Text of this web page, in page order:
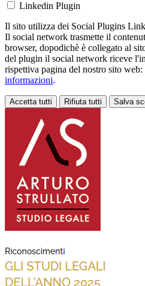
Linkedin Plugin
Il sito utilizza dei Social Plugins
Il social network trasmette il
browser, dopodichè è collegato al
del plugin il social network riceve
rispettiva pagina del nostro sito web:
informazioni.
Accetta tutti Rifiuta tutti Salva